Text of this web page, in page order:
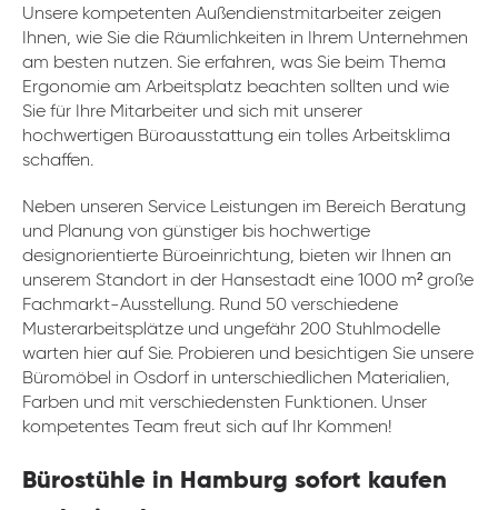
Unsere kompetenten Außendienstmitarbeiter zeigen
Ihnen, wie Sie die Räumlichkeiten in Ihrem Unternehmen
am besten nutzen. Sie erfahren, was Sie beim Thema
Ergonomie am Arbeitsplatz beachten sollten und wie
Sie für Ihre Mitarbeiter und sich mit unserer
hochwertigen Büroausstattung ein tolles Arbeitsklima
schaffen.
Neben unseren Service Leistungen im Bereich Beratung
und Planung von günstiger bis hochwertige
designorientierte Büroeinrichtung, bieten wir Ihnen an
unserem Standort in der Hansestadt eine 1000 m² große
Fachmarkt-Ausstellung. Rund 50 verschiedene
Musterarbeitsplätze und ungefähr 200 Stuhlmodelle
warten hier auf Sie. Probieren und besichtigen Sie unsere
Büromöbel in Osdorf in unterschiedlichen Materialien,
Farben und mit verschiedensten Funktionen. Unser
kompetentes Team freut sich auf Ihr Kommen!
Bürostühle in Hamburg sofort kaufen